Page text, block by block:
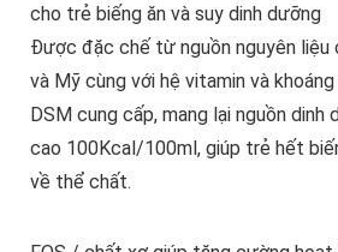
cho trẻ biếng ăn và suy dinh dưỡng
Được đặc chế từ nguồn nguyên liệu
và Mỹ cùng với hệ vitamin và
DSM cung cấp, mang lại nguồn dinh
cao 100Kcal/100ml, giúp trẻ hết
về thể chất.